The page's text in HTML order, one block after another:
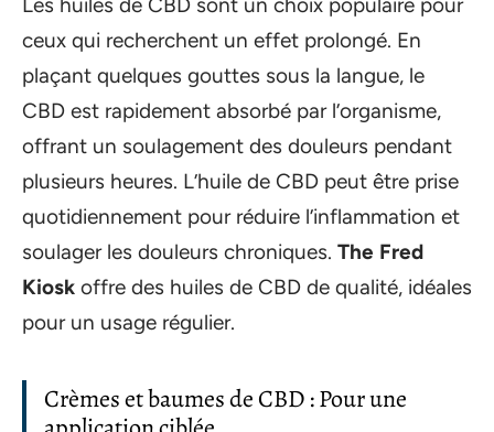
ceux qui recherchent un effet prolongé. En
plaçant quelques gouttes sous la langue, le
CBD est rapidement absorbé par l’organisme,
offrant un soulagement des douleurs pendant
plusieurs heures. L’huile de CBD peut être prise
quotidiennement pour réduire l’inflammation et
soulager les douleurs chroniques. The Fred
Kiosk offre des huiles de CBD de qualité, idéales
pour un usage régulier.
Crèmes et baumes de CBD : Pour une